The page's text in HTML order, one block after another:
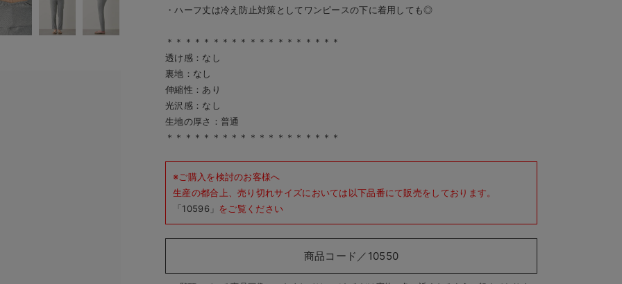
・ハーフ丈は冷え防止対策としてワンピースの下に着用しても◎
＊＊＊＊＊＊＊＊＊＊＊＊＊＊＊＊＊＊＊
透け感：なし
裏地：なし
伸縮性：あり
光沢感：なし
生地の厚さ：普通
＊＊＊＊＊＊＊＊＊＊＊＊＊＊＊＊＊＊＊
※ご購入を検討のお客様へ
生産の都合上、売り切れサイズにおいては以下品番にて販売をしております。
「10596」 をご覧ください
商品コード／10550